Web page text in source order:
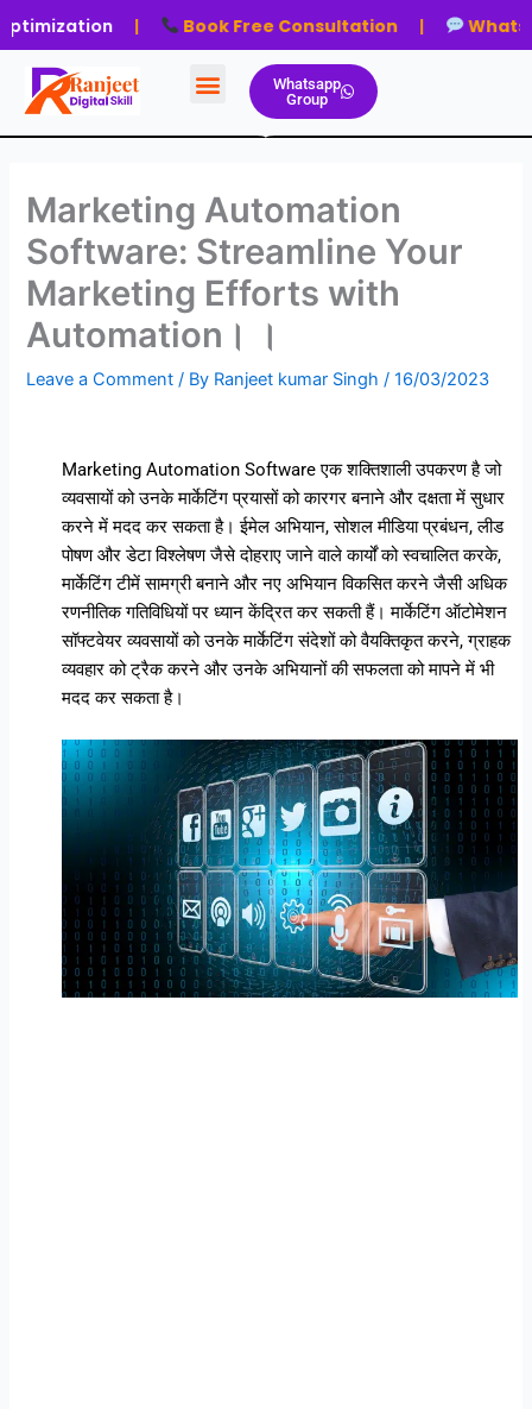
Skip
to
content
| Book Free Consultation | WhatsApp Now
Whatsapp
Group
Marketing Automation
Software: Streamline Your
Marketing Efforts with
Automation। ।
Leave a Comment / By Ranjeet kumar Singh/16/03/2023
Marketing Automation Software एक शक्तिशाली उपकरण है जो
व्यवसायों को उनके मार्केटिंग प्रयासों को कारगर बनाने और दक्षता में सुधार
करने में मदद कर सकता है। ईमेल अभियान, सोशल मीडिया प्रबंधन, लीड
पोषण और डेटा विश्लेषण जैसे दोहराए जाने वाले कार्यों को स्वचालित करके,
मार्केटिंग टीमें सामग्री बनाने और नए अभियान विकसित करने जैसी अधिक
रणनीतिक गतिविधियों पर ध्यान केंद्रित कर सकती हैं। मार्केटिंग ऑटोमेशन
सॉफ्टवेयर व्यवसायों को उनके मार्केटिंग संदेशों को वैयक्तिकृत करने, ग्राहक
व्यवहार को ट्रैक करने और उनके अभियानों की सफलता को मापने में भी
मदद कर सकता है।